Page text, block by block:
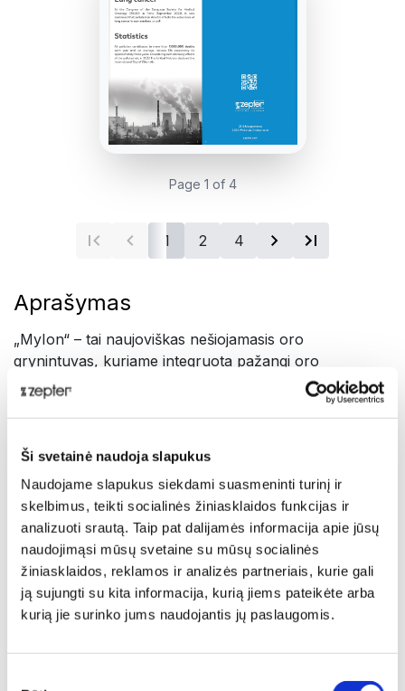
Ši svetainė naudoja slapukus
Naudojame slapukus siekdami suasmeninti turinį ir
skelbimus, teikti socialinės žiniasklaidos funkcijas ir
analizuoti srautą. Taip pat dalijamės informacija apie jūsų
naudojimąsi mūsų svetaine su mūsų socialinės
žiniasklaidos, reklamos ir analizės partneriais, kurie gali
ją sujungti su kita informacija, kurią jiems pateikėte arba
kurią jie surinko jums naudojantis jų paslaugomis.
Page 1 of 4
1 2 4
Aprašymas
„MyIon“ – tai naujoviškas nešiojamasis oro
grynintuvas, kuriame integruota pažangi oro
jonizavimo technologija, pašalinanti visas kenksmingas
ore tvyrančias daleles: PM 2,5 kietąsias daleles, dulkes,
„Kad žmonės būtų sveiki visą gyvenimą, jie turėtų
kvėpuoti švariu oru nuo pirmo iki paskutinio
atodūsio.“
Dr. Flavia Bustreo, Pasaulio sveikatos organizacijos
generalinio direktoriaus padėjėja
Pristatymas
„MyIon“ – tai puikus prietaisas, kuris užtikrina sveiką